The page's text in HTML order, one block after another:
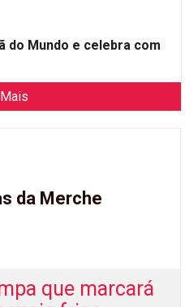
do Mundo e celebra com
da Merche
que marcará